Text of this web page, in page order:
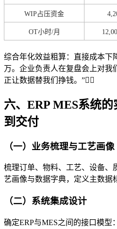
WIP占压资金
OT小时/月
综合年化效益粗算：直接成本下
万。企业负责人在复盘会上对我
正让数据替我们挣钱。”👍🏻
六、ERP MES系统
到交付
（一）业务梳理与工艺画像
梳理订单、物料、工艺、设备、
艺画像与数据字典，定义主数据
（二）系统集成设计
确定ERP与MES之间的接口模型